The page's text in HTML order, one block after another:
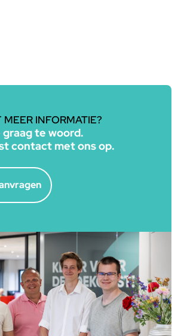
INFORMATIE?
graag te woord.
contact met ons op.